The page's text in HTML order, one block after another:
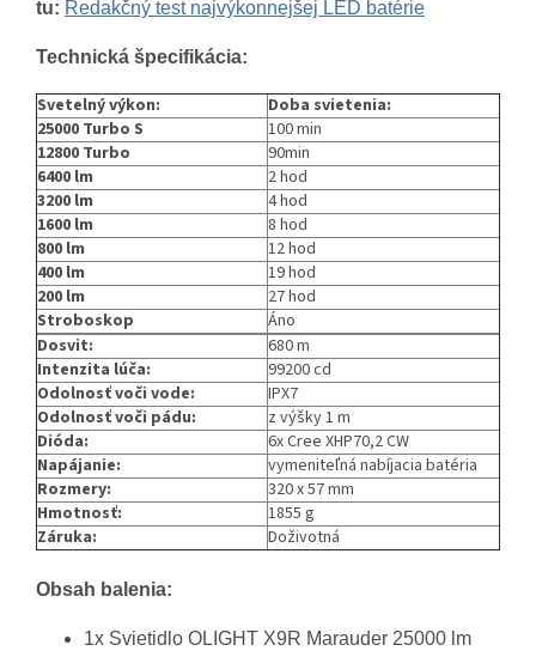
tu: Redakčný test najvýkonnejšej LED batérie
Technická špecifikácia:
Svetelný výkon:
Doba svietenia:
25000 Turbo S
100 min
12800 Turbo
90min
6400 lm
2 hod
3200 lm
4 hod
1600 lm
8 hod
800 lm
12 hod
400 lm
19 hod
200 lm
27 hod
Stroboskop
Áno
Dosvit:
680 m
Intenzita lúča:
99200 cd
Odolnosť voči vode:
IPX7
Odolnosť voči pádu:
z výšky 1 m
Dióda:
6x Cree XHP70,2 CW
Napájanie:
vymeniteľná nabíjacia batéria
Rozmery:
320 x 57 mm
Hmotnosť:
1855 g
Záruka:
Doživotná
Obsah balenia:
1x Svietidlo OLIGHT X9R Marauder 25000 lm